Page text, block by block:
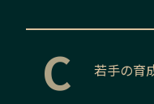
C 若手の育